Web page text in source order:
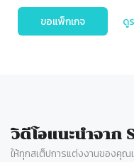
ขอแพ็กเกจ ดู
วิดีโอแนะนำจาก
ให้ทุกสเต็ปการแต่งงานของคุณ